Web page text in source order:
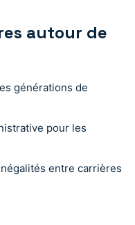
autour de
générations de
pour les
entre carrières